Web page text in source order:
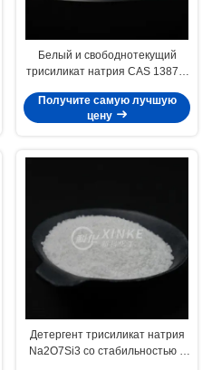
Белый и свободнотекущий
трисиликат натрия CAS 13870-
растворимый в нормальных
условиях
Получите самую лучшую
цену
Детергент трисиликат натрия
Na2O7Si3 со стабильностью в